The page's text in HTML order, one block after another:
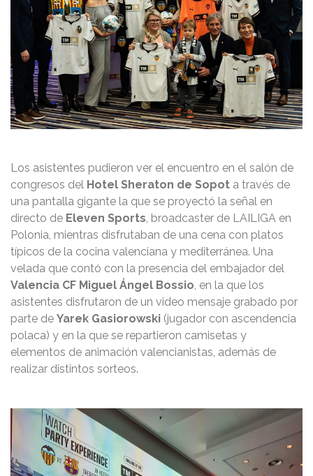
Los asistentes pudieron ver el encuentro en el salón de
congresos del Hotel Sheraton de Sopot a través de
una pantalla gigante la que se proyectó la señal en
directo de Eleven Sports, broadcaster de LAILIGA en
Polonia, mientras disfrutaban de una cena con platos
típicos de la cocina valenciana y mediterránea. Una
velada que contó con la presencia del embajador del
Valencia CF Miguel Ángel Bossio, en la que los
asistentes disfrutaron de un video mensaje grabado por
parte de Yarek Gasiorowski (jugador con ascendencia
polaca) y en la que se repartieron camisetas y
elementos de animación valencianistas, además de
realizar distintos sorteos.